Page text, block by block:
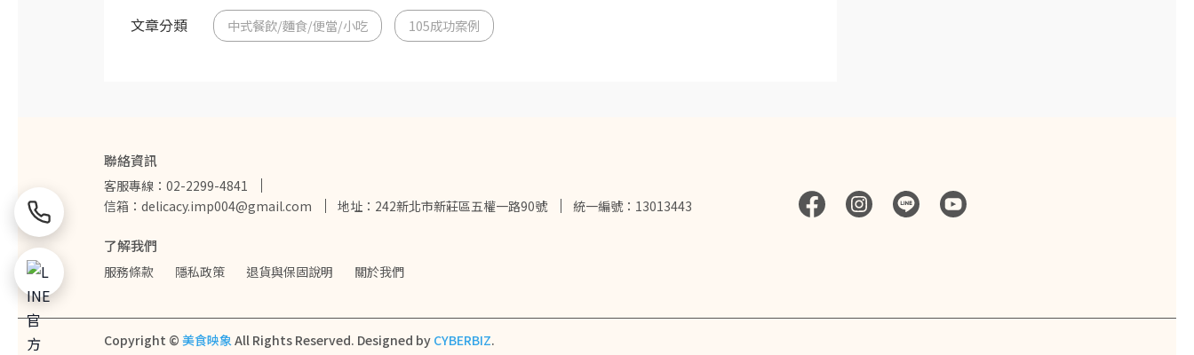
文章分類 中式餐飲/麵食/便當/小吃 105成功案例
聯絡資訊
客服專線：02-2299-4841
信箱：delicacy.imp004@gmail.com
地址：242新北市新莊區五權一路90號 統一編號：13013443
了解我們
服務條款 隱私政策 退貨與保固說明 關於我們
Copyright © 美食映象All Rights Reserved. Designed by CYBERBIZ.